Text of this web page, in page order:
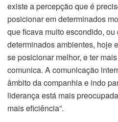
existe a percepção que é
posicionar em determinados
que ficava muito escondido,
determinados ambientes, hoje
se posicionar melhor, e ter
comunica. A comunicação
âmbito da companhia e indo
liderança está mais
mais eficiência”.